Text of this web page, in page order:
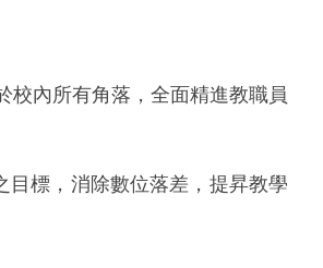
校內所有角落，全面精進教職員
目標，消除數位落差，提昇教學